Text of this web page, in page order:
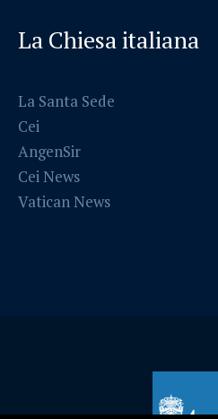
La Chiesa italiana
La Santa Sede
Cei
AngenSir
Cei News
Vatican News